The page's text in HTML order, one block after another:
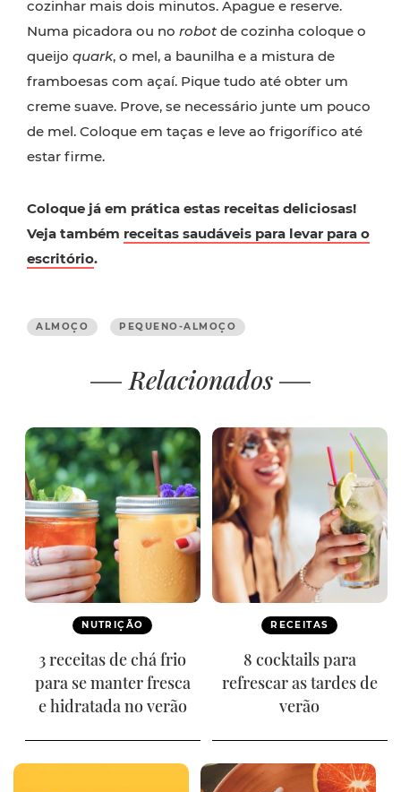
cozinhar mais dois minutos. Apague e reserve.
Numa picadora ou no robot de cozinha coloque o
queijo quark, o mel, a baunilha e a mistura de
framboesas com açaí. Pique tudo até obter um
creme suave. Prove, se necessário junte um pouco
de mel. Coloque em taças e leve ao frigorífico até
estar firme.
Coloque já em prática estas receitas deliciosas!
Veja também receitas saudáveis para levar para o
escritório.
ALMOÇO PEQUENO-ALMOÇO
Relacionados
NUTRIÇÃO
3 receitas de chá frio
para se manter fresca
e hidratada no verão
RECEITAS
8 cocktails para
refrescar as tardes de
verão